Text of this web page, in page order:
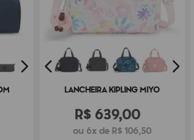
LANCHEIRA KIPLING MIYO
R$ 639,00
ou 6x de R$ 106,50